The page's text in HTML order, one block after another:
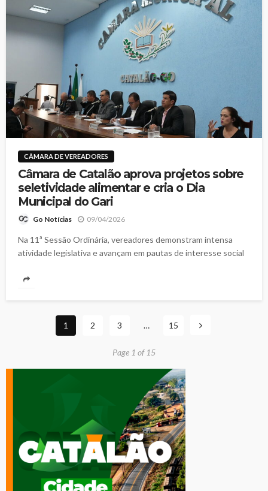
CÂMARA DE VEREADORES
Câmara de Catalão aprova projetos sobre
seletividade alimentar e cria o Dia
Municipal do Gari
Go Notícias 09/04/2026
Na 11ª Sessão Ordinária, vereadores demonstram intensa
atividade legislativa e avançam em pautas de interesse social
1 2 3 … 15
Page 1 of 15